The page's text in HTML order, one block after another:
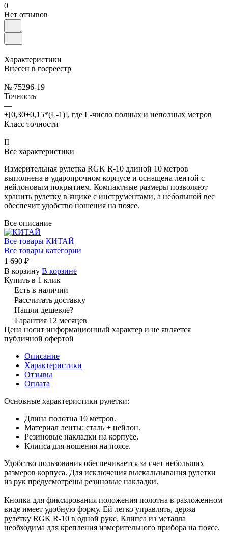
0
Нет отзывов
Характеристики
Внесен в госреестр
—
№ 75296-19
Точность
—
±[0,30+0,15*(L-1)], где L-число полных и неполных метров
Класс точности
—
II
Все характеристики
Измерительная рулетка RGK R-10 длиной 10 метров
выполнена в ударопрочном корпусе и оснащена лентой с
нейлоновым покрытием. Компактные размеры позволяют
хранить рулетку в ящике с инструментами, а небольшой вес
обеспечит удобство ношения на поясе.
Все описание
Все товары КИТАЙ
Все товары категории
1 690 ₽
В корзину В корзине
Купить в 1 клик
Есть в наличии
Рассчитать доставку
Нашли дешевле?
Гарантия 12 месяцев
Цена носит информационный характер и не является
публичной офертой
Описание
Характеристики
Отзывы
Оплата
Основные характеристики рулетки:
Длина полотна 10 метров.
Материал ленты: сталь + нейлон.
Резиновые накладки на корпусе.
Клипса для ношения на поясе.
Удобство пользования обеспечивается за счет небольших
размеров корпуса. Для исключения выскальзывания рулетки
из рук предусмотрены резиновые накладки.
Кнопка для фиксирования положения полотна в разложенном
виде имеет удобную форму. Ей легко управлять, держа
рулетку RGK R-10 в одной руке. Клипса из металла
необходима для крепления измерительного прибора на поясе.